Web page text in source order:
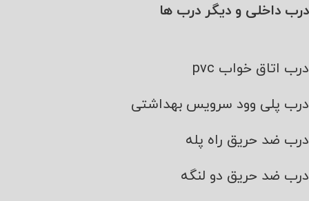
درب داخلی و دیگر درب ها
درب اتاق خواب pvc
درب پلی وود سرویس بهداشتی
درب ضد حریق راه پله
درب ضد حریق دو لنگه